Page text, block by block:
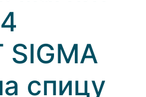
SIGMA
спицу